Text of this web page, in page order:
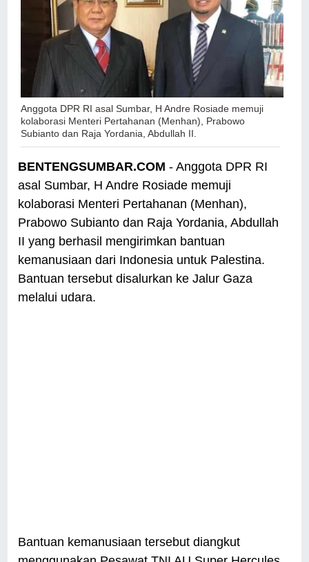
Anggota DPR RI asal Sumbar, H Andre Rosiade memuji
kolaborasi Menteri Pertahanan (Menhan), Prabowo
Subianto dan Raja Yordania, Abdullah II.
BENTENGSUMBAR.COM - Anggota DPR RI
asal Sumbar, H Andre Rosiade memuji
kolaborasi Menteri Pertahanan (Menhan),
Prabowo Subianto dan Raja Yordania, Abdullah
II yang berhasil mengirimkan bantuan
kemanusiaan dari Indonesia untuk Palestina.
Bantuan tersebut disalurkan ke Jalur Gaza
melalui udara.
Bantuan kemanusiaan tersebut diangkut